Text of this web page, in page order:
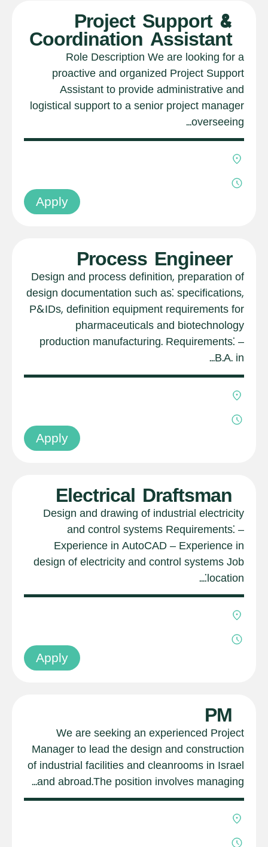
Project Support &
Coordination Assistant
Role Description We are looking for a
proactive and organized Project Support
Assistant to provide administrative and
logistical support to a senior project manager
overseeing...
Apply
Process Engineer
Design and process definition, preparation of
design documentation such as: specifications,
P&IDs, definition equipment requirements for
pharmaceuticals and biotechnology
production manufacturing. Requirements: –
B.A. in...
Apply
Electrical Draftsman
Design and drawing of industrial electricity
and control systems Requirements: –
Experience in AutoCAD – Experience in
design of electricity and control systems Job
location:...
Apply
PM
We are seeking an experienced Project
Manager to lead the design and construction
of industrial facilities and cleanrooms in Israel
and abroad.The position involves managing...